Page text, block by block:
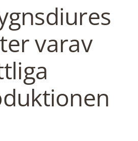
varav